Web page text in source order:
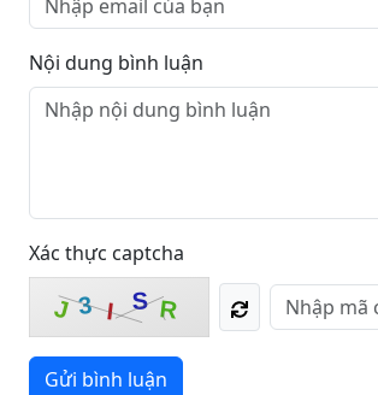
Nội dung bình luận
Xác thực captcha
J 3 I S R
Gửi bình luận